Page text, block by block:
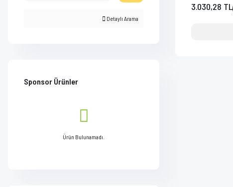
Detaylı Arama
Sponsor Ürünler
Ürün Bulunamadı.
3.030,28 TL